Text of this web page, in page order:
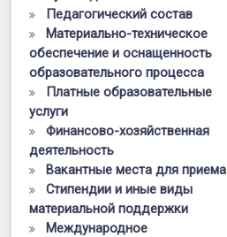
Педагогический состав
Материально-техническое
обеспечение и оснащенность
образовательного процесса
Платные образовательные
услуги
Финансово-хозяйственная
деятельность
Вакантные места для приема
Стипендии и иные виды
материальной поддержки
Международное